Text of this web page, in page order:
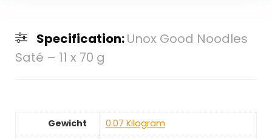
Specification:Unox Good Noodles
Saté – 11 x 70 g
Gewicht
‎0.07 Kilogram